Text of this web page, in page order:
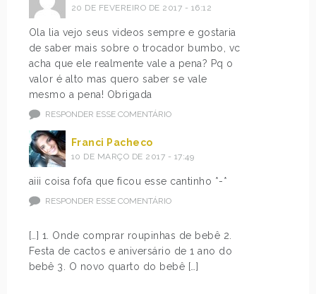
20 DE FEVEREIRO DE 2017 - 16:12
Ola lia vejo seus videos sempre e gostaria
de saber mais sobre o trocador bumbo, vc
acha que ele realmente vale a pena? Pq o
valor é alto mas quero saber se vale
mesmo a pena! Obrigada
RESPONDER ESSE COMENTÁRIO
Franci Pacheco
10 DE MARÇO DE 2017 - 17:49
aiii coisa fofa que ficou esse cantinho *-*
RESPONDER ESSE COMENTÁRIO
[…] 1. Onde comprar roupinhas de bebê 2.
Festa de cactos e aniversário de 1 ano do
bebê 3. O novo quarto do bebê […]